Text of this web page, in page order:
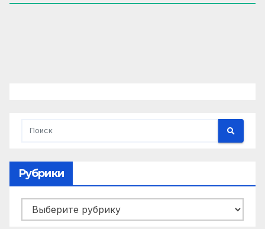
Рубрики
Рубрики